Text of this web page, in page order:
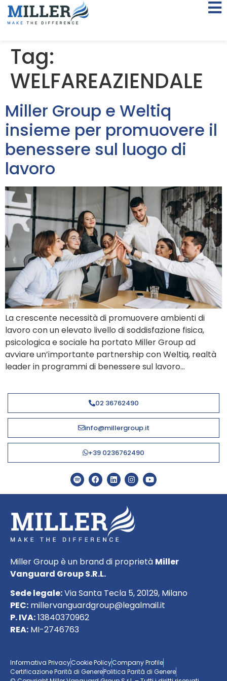
Tag:
WELFAREAZIENDALE
Miller Group e Weltiq
insieme per promuovere il
benessere sul luogo di
lavoro
La crescente necessità di promuovere ambienti di
lavoro con un elevato livello di soddisfazione fisica,
psicologica e sociale ha portato Miller Group ad
avviare un’importante partnership con Weltiq, realtà
leader in programmi di benessere sul lavoro…
02 36762490
info@millergroup.it
+39 0236762490
Miller Group è un brand di proprietà Miller
Vanguard Group S.R.L.
Sede legale:Via Santa Tecla 5, 20129, Milano
PEC: millervanguardgroup@legalmail.it
P. IVA:13840370962
REA: MI-2746763
Informativa PrivacyCookie PolicyCompany Profile
Certificazione Parità di GenerePolitica Parità di Genere